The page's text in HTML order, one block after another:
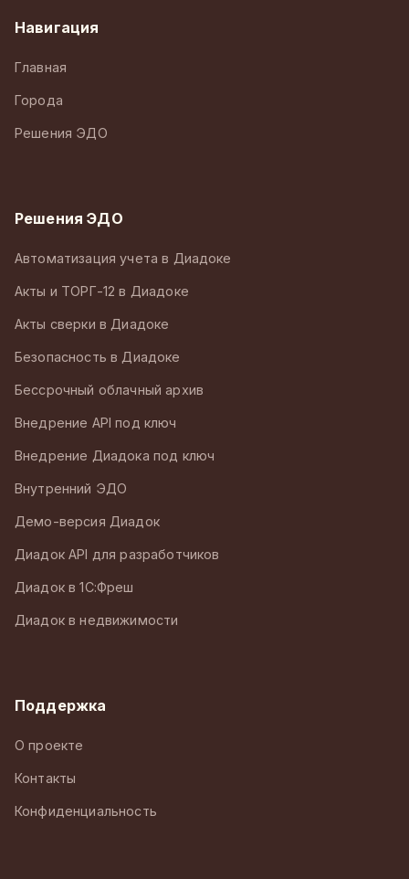
Навигация
Главная
Города
Решения ЭДО
Решения ЭДО
Автоматизация учета в Диадоке
Акты и ТОРГ-12 в Диадоке
Акты сверки в Диадоке
Безопасность в Диадоке
Бессрочный облачный архив
Внедрение API под ключ
Внедрение Диадока под ключ
Внутренний ЭДО
Демо-версия Диадок
Диадок API для разработчиков
Диадок в 1С:Фреш
Диадок в недвижимости
Поддержка
О проекте
Контакты
Конфиденциальность